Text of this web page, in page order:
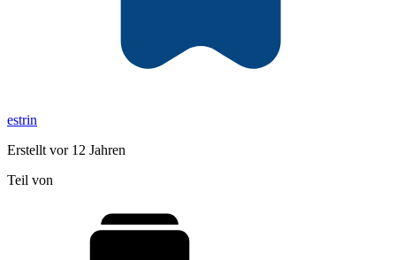
estrin
Erstellt vor 12 Jahren
Teil von